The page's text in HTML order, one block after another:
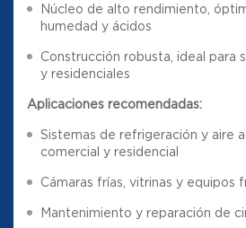
Núcleo de alto rendimiento,
humedad y ácidos
Construcción robusta, ideal para
y residenciales
Aplicaciones recomendadas:
Sistemas de refrigeración y aire
comercial y residencial
Cámaras frías, vitrinas y equipos
Mantenimiento y reparación de